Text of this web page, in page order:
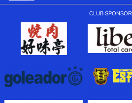
CLUB SPONSOR